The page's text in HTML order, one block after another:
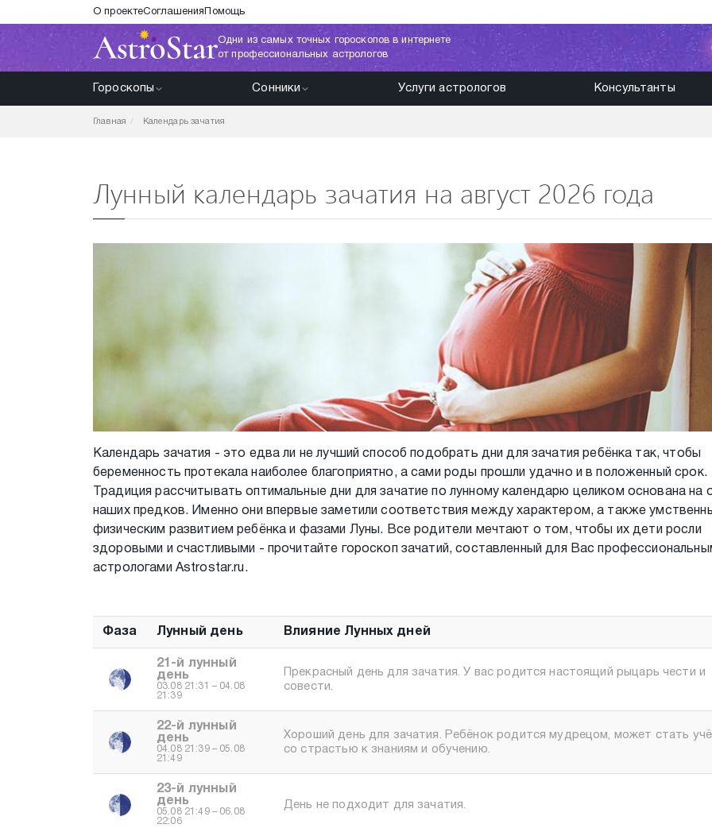
О проектеСоглашения Помощь
Одни из самых точных гороскопов в интернете
от профессиональных астрологов
Гороскопы Сонники Услуги астрологов Консультанты
Главная Календарь зачатия
Лунный календарь зачатия на август 2026 года
Календарь зачатия - это едва ли не лучший способ подобрать дни для зачатия ребёнка так, чтобы
беременность протекала наиболее благоприятно, а сами роды прошли удачно и в положенный срок.
Традиция рассчитывать оптимальные дни для зачатие по лунному календарю целиком основана на
наших предков. Именно они впервые заметили соответствия между характером, а также
физическим развитием ребёнка и фазами Луны. Все родители мечтают о том, чтобы их дети росли
здоровыми и счастливыми - прочитайте гороскоп зачатий, составленный для Вас
астрологами Astrostar.ru.
Фаза Лунный день Влияние Лунных дней
21-й лунный
день
03.08 21:31 – 04.08
21:39
Прекрасный день для зачатия. У вас родится настоящий рыцарь чести и
совести.
22-й лунный
день
04.08 21:39 – 05.08
21:49
Хороший день для зачатия. Ребёнок родится мудрецом, может стать
со страстью к знаниям и обучению.
23-й лунный
день
05.08 21:49 – 06.08
22:06
День не подходит для зачатия.